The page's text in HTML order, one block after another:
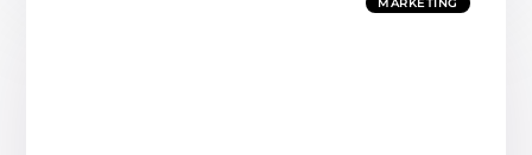
MARKETING